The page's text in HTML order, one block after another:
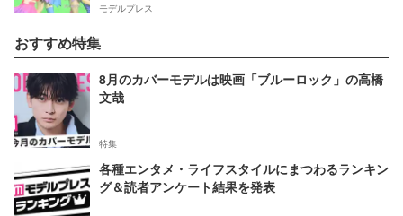
モデルプレス
おすすめ特集
8月のカバーモデルは映画「ブルーロック」の高橋
文哉
特集
各種エンタメ・ライフスタイルにまつわるランキン
グ＆読者アンケート結果を発表